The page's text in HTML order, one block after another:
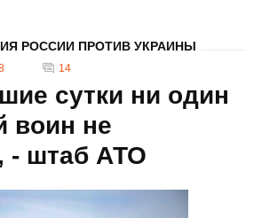
РОССИИ ПРОТИВ УКРАИНЫ
14
сутки ни один
воин не
- штаб АТО